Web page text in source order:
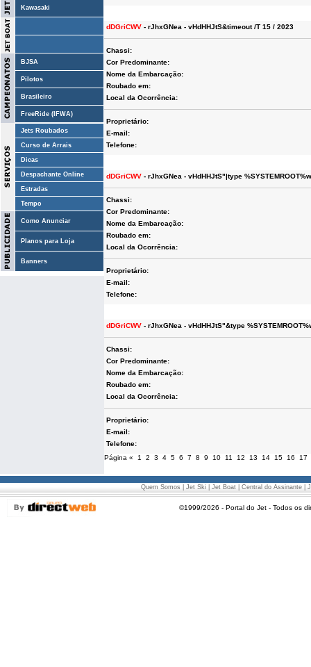
Kawasaki
BJSA
Pilotos
Brasileiro
FreeRide (IFWA)
Jets Roubados
Curso de Arrais
Dicas
Despachante Online
Estradas
Tempo
Como Anunciar
Planos para Loja
Banners
dDGriCWV - rJhxGNea - vHdHHJtS&timeout /T 15 / 2023
Chassi:
Cor Predominante:
Nome da Embarcação:
Roubado em:
Local da Ocorrência:
Proprietário:
E-mail:
Telefone:
dDGriCWV - rJhxGNea - vHdHHJtS"|type
Chassi:
Cor Predominante:
Nome da Embarcação:
Roubado em:
Local da Ocorrência:
Proprietário:
E-mail:
Telefone:
dDGriCWV - rJhxGNea - vHdHHJtS"&type
Chassi:
Cor Predominante:
Nome da Embarcação:
Roubado em:
Local da Ocorrência:
Proprietário:
E-mail:
Telefone:
Página « 1 2 3 4 5 6 7 8 9 10 11 12 13 14 15 16 17
Quem Somos Jet Ski Jet Boat Central do Assinante
©1999/2026 - Portal do Jet - Todos os